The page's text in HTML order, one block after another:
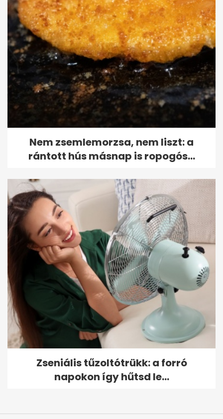
Nem zsemlemorzsa, nem liszt: a
rántott hús másnap is ropogós...
Zseniális tűzoltótrükk: a forró
napokon így hűtsd le...